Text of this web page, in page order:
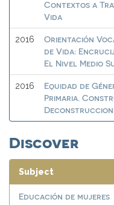
Contextos a
Vida
2016
Orientación
de Vida:
El Nivel Medio
2016
Equidad de
Primaria.
Discover
Subject
Educación de mujeres